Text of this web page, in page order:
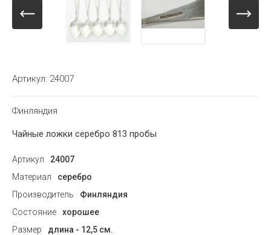
Артикул: 24007
Финляндия
Чайные ложки серебро 813 пробы
Артикул
24007
Материал
серебро
Производитель
Финляндия
Состояние
хорошее
Размер
длина - 12,5 см.